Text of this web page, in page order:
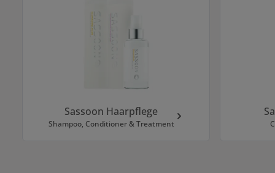
Sassoon Haarpflege
Shampoo, Conditioner & Treatment